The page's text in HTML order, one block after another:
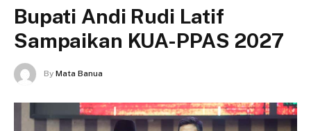
Bupati Andi Rudi Latif
Sampaikan KUA-PPAS 2027
By Mata Banua